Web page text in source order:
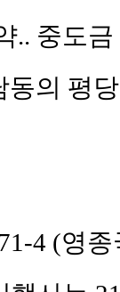
.. 중도
동의 평
4 (영